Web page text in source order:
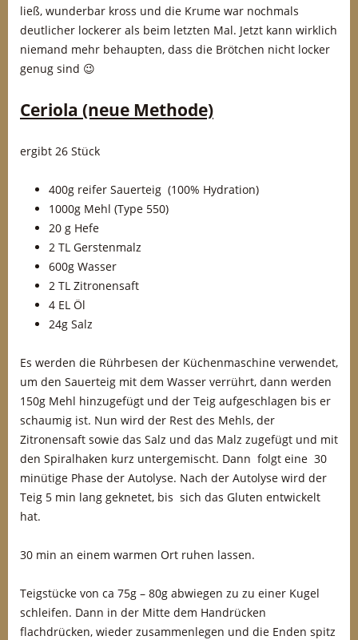
ließ, wunderbar kross und die Krume war nochmals
deutlicher lockerer als beim letzten Mal. Jetzt kann wirklich
niemand mehr behaupten, dass die Brötchen nicht locker
genug sind 😉
Ceriola (neue Methode)
ergibt 26 Stück
400g reifer Sauerteig (100% Hydration)
1000g Mehl (Type 550)
20 g Hefe
2 TL Gerstenmalz
600g Wasser
2 TL Zitronensaft
4 EL Öl
24g Salz
Es werden die Rührbesen der Küchenmaschine verwendet,
um den Sauerteig mit dem Wasser verrührt, dann werden
150g Mehl hinzugefügt und der Teig aufgeschlagen bis er
schaumig ist. Nun wird der Rest des Mehls, der
Zitronensaft sowie das Salz und das Malz zugefügt und mit
den Spiralhaken kurz untergemischt. Dann folgt eine 30
minütige Phase der Autolyse. Nach der Autolyse wird der
Teig 5 min lang geknetet, bis sich das Gluten entwickelt
hat.
30 min an einem warmen Ort ruhen lassen.
Teigstücke von ca 75g – 80g abwiegen zu zu einer Kugel
schleifen. Dann in der Mitte dem Handrücken
flachdrücken, wieder zusammenlegen und die Enden spitz